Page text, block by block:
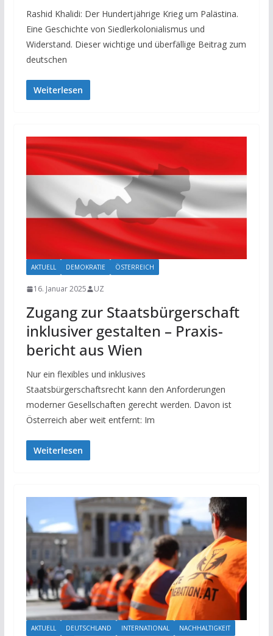
Rashid Khalidi: Der Hundertjährige Krieg um Palästina.
Eine Geschichte von Siedlerkolonialismus und
Widerstand. Dieser wichtige und überfällige Beitrag zum
deutschen
Weiterlesen
AKTUELL DEMOKRATIE ÖSTERREICH
16. Januar 2025 UZ
Zugang zur Staats­bürger­schaft
inklu­siver gestalten – Praxis­
bericht aus Wien
Nur ein flexibles und inklusives
Staatsbürgerschaftsrecht kann den Anforderungen
moderner Gesellschaften gerecht werden. Davon ist
Österreich aber weit entfernt: Im
Weiterlesen
AKTUELL DEUTSCHLAND INTERNATIONAL
NACHHALTIGKEIT